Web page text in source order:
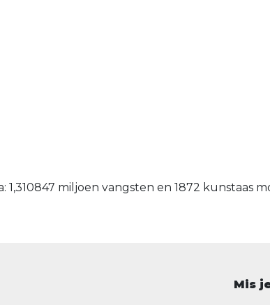
1,310847 miljoen vangsten en 1872 kunstaas
Mis